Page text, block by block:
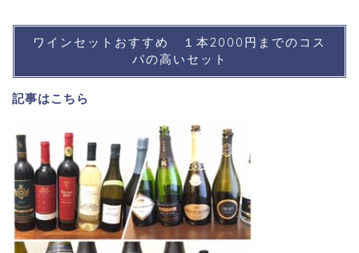
ワインセットおすすめ １本2000円までのコス
パの高いセット
記事はこちら